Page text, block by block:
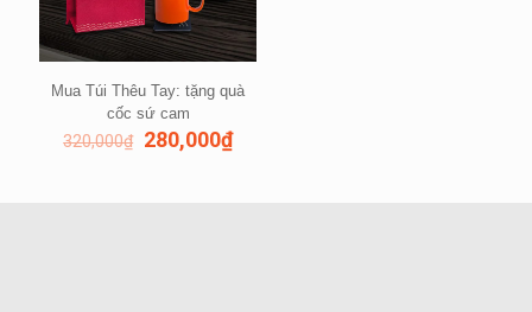
Mua Túi Thêu Tay: tặng quà
cốc sứ cam
320,000₫ 280,000₫